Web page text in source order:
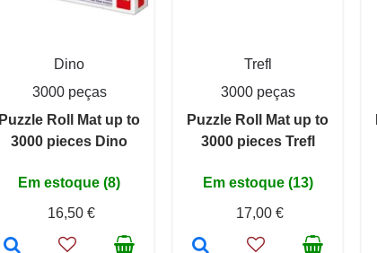
Dino
3000 peças
Puzzle Roll Mat up to
3000 pieces Dino
Em estoque (8)
16,50 €
Trefl
3000 peças
Puzzle Roll Mat up to
3000 pieces Trefl
Em estoque (13)
17,00 €